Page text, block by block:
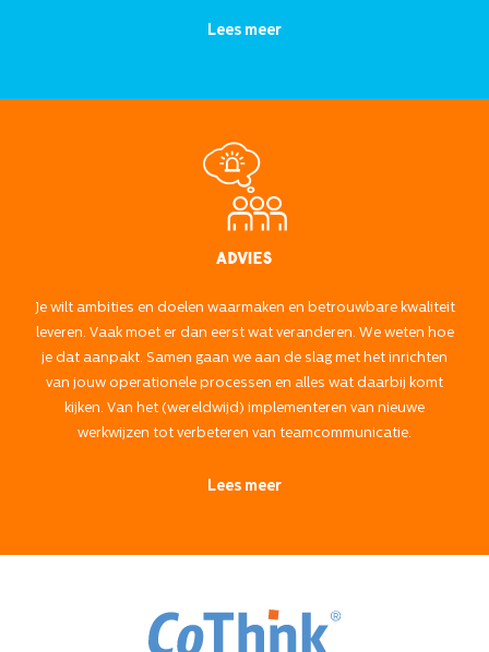
Lees meer
Advies
Je wilt ambities en doelen waarmaken en betrouwbare kwaliteit
leveren. Vaak moet er dan eerst wat veranderen. We weten hoe
je dat aanpakt. Samen gaan we aan de slag met het inrichten
van jouw operationele processen en alles wat daarbij komt
kijken. Van het (wereldwijd) implementeren van nieuwe
werkwijzen tot verbeteren van teamcommunicatie.
Lees meer